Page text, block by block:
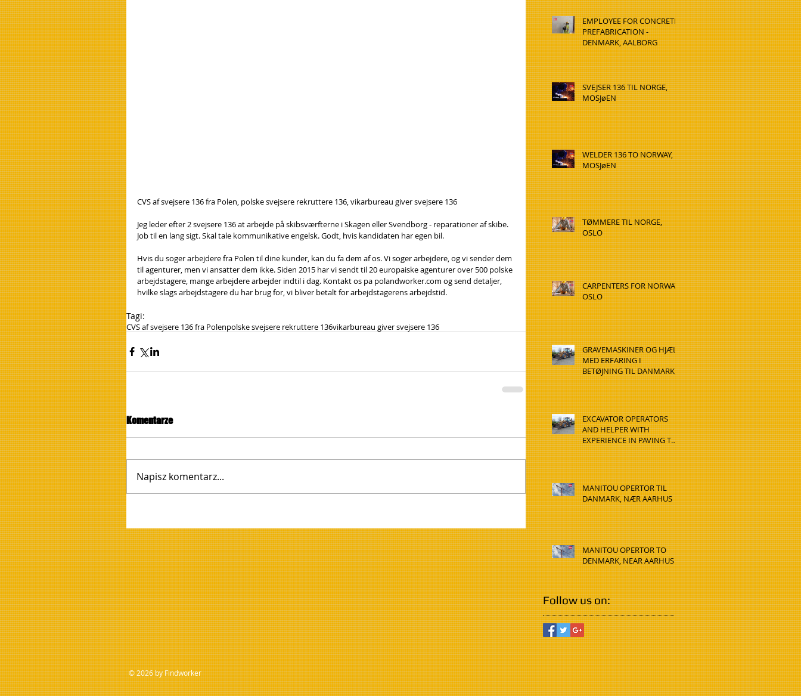
CVS af svejsere 136 fra Polen, polske svejsere rekruttere 136, vikarbureau giver svejsere 136
Jeg leder efter 2 svejsere 136 at arbejde på skibsværfterne i Skagen eller Svendborg - reparationer af skibe.
Job til en lang sigt. Skal tale kommunikative engelsk. Godt, hvis kandidaten har egen bil.
Hvis du soger arbejdere fra Polen til dine kunder, kan du fa dem af os. Vi soger arbejdere, og vi sender dem
til agenturer, men vi ansatter dem ikke. Siden 2015 har vi sendt til 20 europaiske agenturer over 500 polske
arbejdstagere, mange arbejdere arbejder indtil i dag. Kontakt os pa polandworker.com og send detaljer,
hvilke slags arbejdstagere du har brug for, vi bliver betalt for arbejdstagerens arbejdstid.
Tagi:
CVS af svejsere 136 fra Polenpolske svejsere rekruttere 136vikarbureau giver svejsere 136
Komentarze
Napisz komentarz...
EMPLOYEE FOR CONCRETE
PREFABRICATION -
DENMARK, AALBORG
SVEJSER 136 TIL NORGE,
MOSJøEN
WELDER 136 TO NORWAY,
MOSJøEN
TØMMERE TIL NORGE,
OSLO
CARPENTERS FOR NORWAY,
OSLO
GRAVEMASKINER OG HJÆLP
MED ERFARING I
BETØJNING TIL DANMARK,
HADSTEN
EXCAVATOR OPERATORS
AND HELPER WITH
EXPERIENCE IN PAVING TO
DENMARK, HADSTEN
MANITOU OPERTOR TIL
DANMARK, NÆR AARHUS
MANITOU OPERTOR TO
DENMARK, NEAR AARHUS
Follow us on:
© 2026 by Findworker